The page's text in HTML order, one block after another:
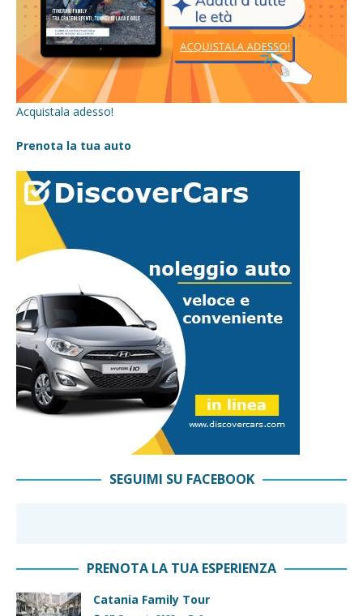
Acquistala adesso!
Prenota la tua auto
SEGUIMI SU FACEBOOK
PRENOTA LA TUA ESPERIENZA
Catania Family Tour